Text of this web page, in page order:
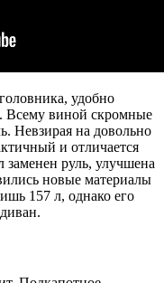
удобно
Всему виной скромные
Невзирая на довольно
и отличается
руль, улучшена
новые материалы
157 л, однако его